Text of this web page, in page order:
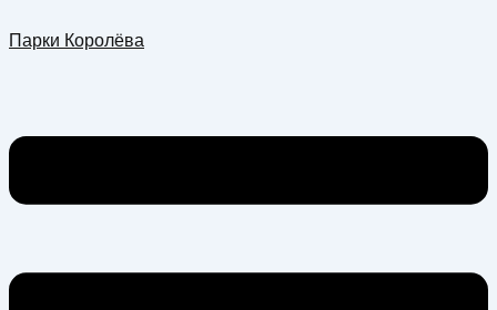
к
Парки Королёва